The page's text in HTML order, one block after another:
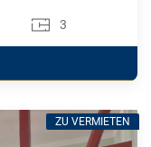
3
ZU VERMIETEN